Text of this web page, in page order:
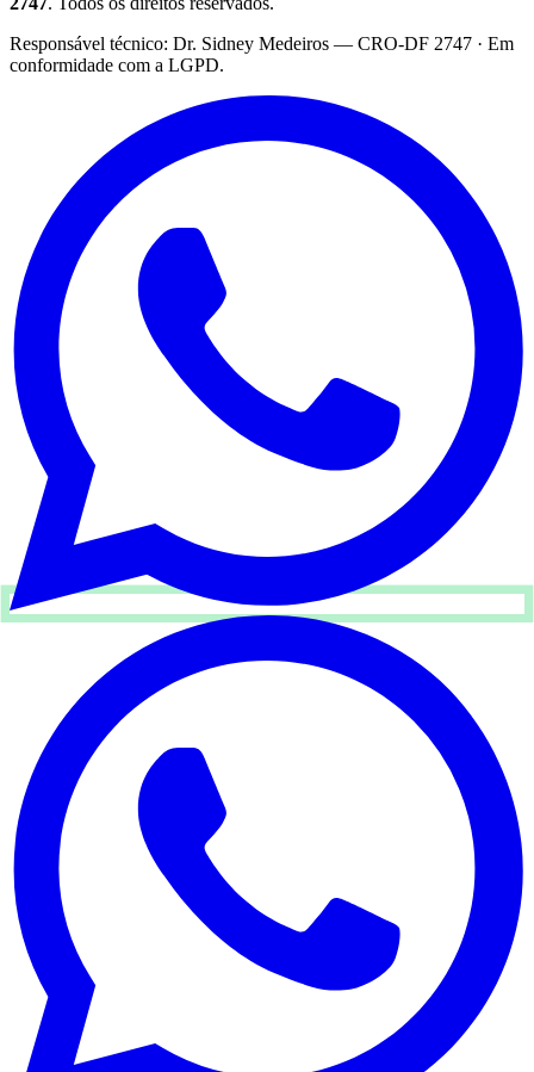
Responsável técnico: Dr. Sidney Medeiros — CRO-DF 2747 · Em
conformidade com a LGPD.